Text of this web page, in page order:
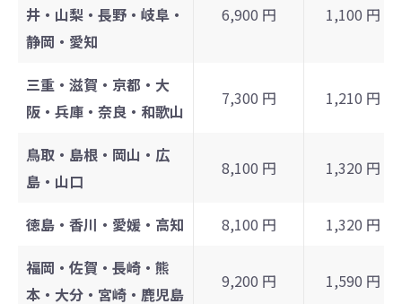
井・山梨・長野・岐阜・
静岡・愛知
6,900 円 1,100 円
三重・滋賀・京都・大
阪・兵庫・奈良・和歌山
7,300 円 1,210 円
鳥取・島根・岡山・広
島・山口
8,100 円 1,320 円
徳島・香川・愛媛・高知 8,100 円
1,320 円
福岡・佐賀・長崎・熊
本・大分・宮崎・鹿児島
9,200 円 1,590 円